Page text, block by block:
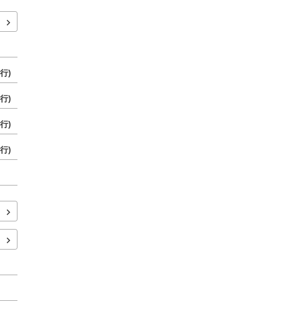
)
)
)
)